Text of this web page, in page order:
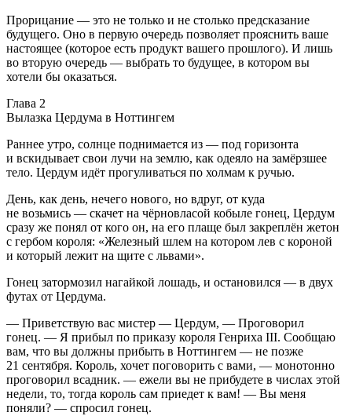
Прорицание — это не только и не столько предсказание
будущего. Оно в первую очередь позволяет прояснить ваше
настоящее (которое есть продукт вашего прошлого). И лишь
во вторую очередь — выбрать то будущее, в котором вы
хотели бы оказаться.
Глава 2
Вылазка Цердума в Ноттингем
Раннее утро, солнце поднимается из — под горизонта
и вскидывает свои лучи на землю, как одеяло на замёрзшее
тело. Цердум идёт прогуливаться по холмам к ручью.
День, как день, нечего нового, но вдруг, от куда
не возьмись — скачет на чёрновласой кобыле гонец, Цердум
сразу же понял от кого он, на его плаще был закреплён жетон
с гербом короля: «Железный шлем на котором лев с короной
и который лежит на щите с львами».
Гонец затормозил нагайкой лошадь, и остановился — в двух
футах от Цердума.
— Приветствую вас мистер — Цердум, — Проговорил
гонец. — Я прибыл по приказу короля Генриха III. Сообщаю
вам, что вы должны прибыть в Ноттингем — не позже
21 сентября. Король, хочет поговорить с вами, — монотонно
проговорил всадник. — ежели вы не прибудете в числах этой
недели, то, тогда король сам приедет к вам! — Вы меня
поняли? — спросил гонец.